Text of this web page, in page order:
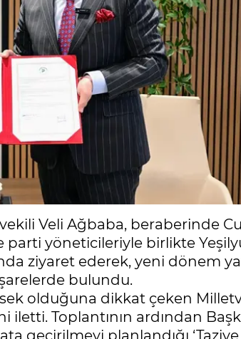
Veli Ağbaba, beraberinde
parti yöneticileriyle birlikte
ziyaret ederek, yeni dönem
bulundu.
olduğuna dikkat çeken
iletti. Toplantının ardından